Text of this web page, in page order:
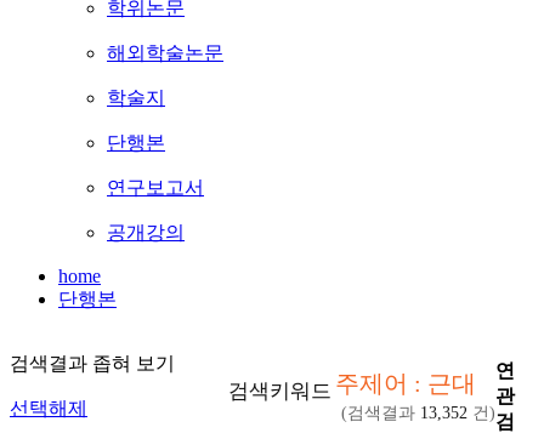
학위논문
해외학술논문
학술지
단행본
연구보고서
공개강의
home
단행본
검색결과 좁혀 보기
선택해제
검색키워드 주제어 : 근대
(검색결과 13,352 건)
연
관
검